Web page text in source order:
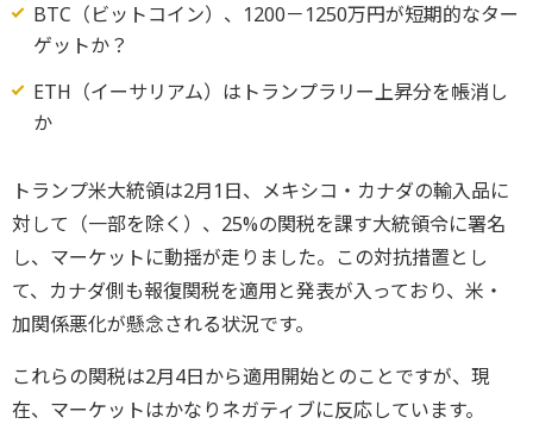
BTC（ビットコイン）、1200－1250万円が短期的なター
ゲットか？
ETH（イーサリアム）はトランプラリー上昇分を帳消し
か
トランプ米大統領は2月1日、メキシコ・カナダの輸入品に
対して（一部を除く）、25%の関税を課す大統領令に署名
し、マーケットに動揺が走りました。この対抗措置とし
て、カナダ側も報復関税を適用と発表が入っており、米・
加関係悪化が懸念される状況です。
これらの関税は2月4日から適用開始とのことですが、現
在、マーケットはかなりネガティブに反応しています。